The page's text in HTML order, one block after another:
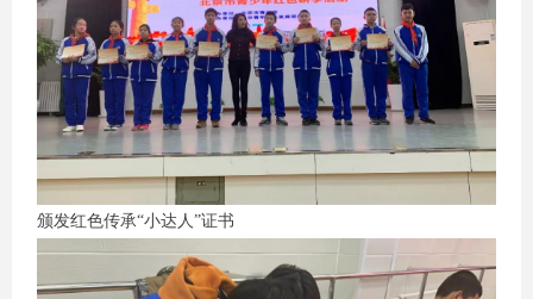
颁发红色传承“小达人”证书